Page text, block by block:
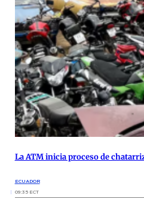
La ATM inicia proceso de
ECUADOR
09:35 ECT